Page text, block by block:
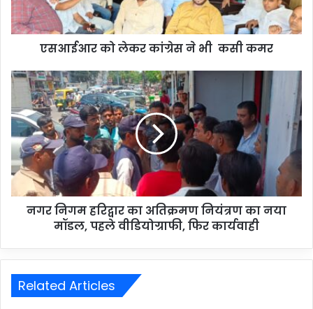
एसआईआर को लेकर कांग्रेस ने भी कसी कमर
नगर निगम हरिद्वार का अतिक्रमण नियंत्रण का नया
मॉडल, पहले वीडियोग्राफी, फिर कार्यवाही
Related Articles